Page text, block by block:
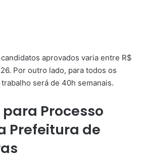
aprovados varia entre R$
Por outro lado, para todos os
será de 40h semanais.
Processo
Prefeitura de